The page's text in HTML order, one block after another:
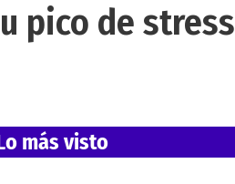
pico de stress
más visto